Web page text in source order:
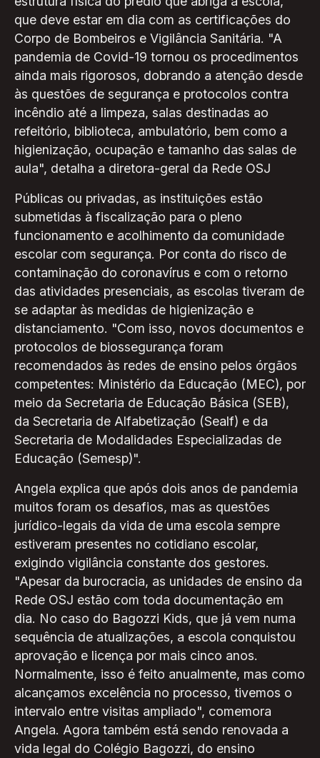
que deve estar em dia com as certificações do
Corpo de Bombeiros e Vigilância Sanitária. "A
pandemia de Covid-19 tornou os procedimentos
ainda mais rigorosos, dobrando a atenção desde
às questões de segurança e protocolos contra
incêndio até a limpeza, salas destinadas ao
refeitório, biblioteca, ambulatório, bem como a
higienização, ocupação e tamanho das salas de
aula", detalha a diretora-geral da Rede OSJ
Públicas ou privadas, as instituições estão
submetidas à fiscalização para o pleno
funcionamento e acolhimento da comunidade
escolar com segurança. Por conta do risco de
contaminação do coronavírus e com o retorno
das atividades presenciais, as escolas tiveram de
se adaptar às medidas de higienização e
distanciamento. "Com isso, novos documentos e
protocolos de biossegurança foram
recomendados às redes de ensino pelos órgãos
competentes: Ministério da Educação (MEC), por
meio da Secretaria de Educação Básica (SEB),
da Secretaria de Alfabetização (Sealf) e da
Secretaria de Modalidades Especializadas de
Educação (Semesp)".
Angela explica que após dois anos de pandemia
muitos foram os desafios, mas as questões
jurídico-legais da vida de uma escola sempre
estiveram presentes no cotidiano escolar,
exigindo vigilância constante dos gestores.
"Apesar da burocracia, as unidades de ensino da
Rede OSJ estão com toda documentação em
dia. No caso do Bagozzi Kids, que já vem numa
sequência de atualizações, a escola conquistou
aprovação e licença por mais cinco anos.
Normalmente, isso é feito anualmente, mas como
alcançamos excelência no processo, tivemos o
intervalo entre visitas ampliado", comemora
Angela. Agora também está sendo renovada a
vida legal do Colégio Bagozzi, do ensino